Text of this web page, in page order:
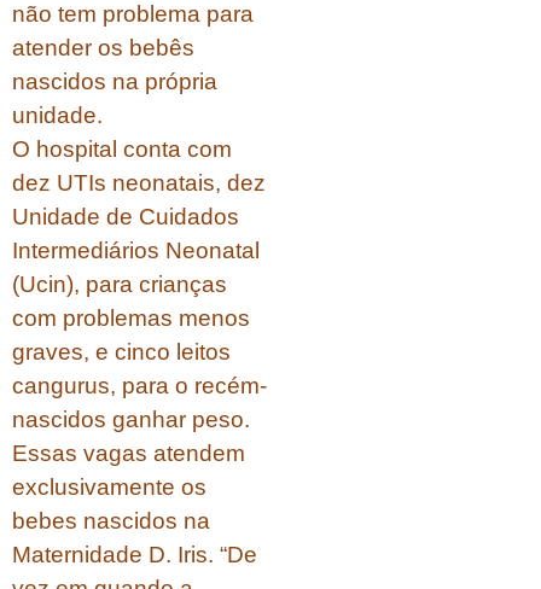
não tem problema para
atender os bebês
nascidos na própria
unidade.
O hospital conta com
dez UTIs neonatais, dez
Unidade de Cuidados
Intermediários Neonatal
(Ucin), para crianças
com problemas menos
graves, e cinco leitos
cangurus, para o recém-
nascidos ganhar peso.
Essas vagas atendem
exclusivamente os
bebes nascidos na
Maternidade D. Iris. “De